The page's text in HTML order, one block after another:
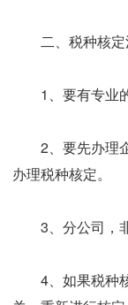
二、税种核
1、要有专业
2、要先办理企
办理税种核定。
3、分公司，非
4、如果税种核